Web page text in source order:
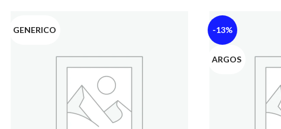
GENERICO -13%
ARGOS